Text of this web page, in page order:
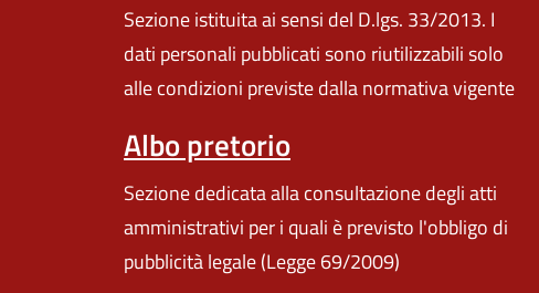
Sezione istituita ai sensi del D.lgs. 33/2013. I
dati personali pubblicati sono riutilizzabili solo
alle condizioni previste dalla normativa vigente
Albo pretorio
Sezione dedicata alla consultazione degli atti
amministrativi per i quali è previsto l'obbligo di
pubblicità legale (Legge 69/2009)